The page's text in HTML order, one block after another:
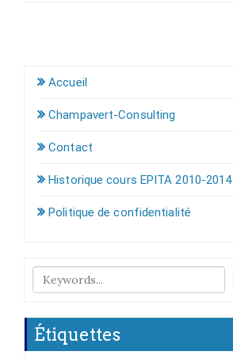
Accueil
Champavert-Consulting
Contact
Historique cours EPITA 2010-2014
Politique de confidentialité
Étiquettes